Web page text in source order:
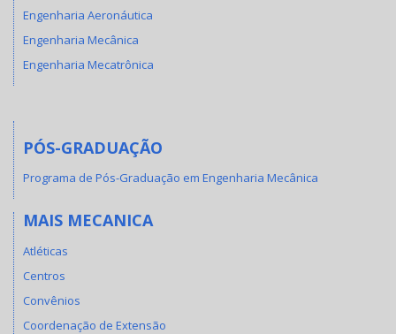
Engenharia Aeronáutica
Engenharia Mecânica
Engenharia Mecatrônica
PÓS-GRADUAÇÃO
Programa de Pós-Graduação em Engenharia Mecânica
MAIS MECANICA
Atléticas
Centros
Convênios
Coordenação de Extensão